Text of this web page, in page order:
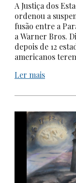
A Justiça dos
ordenou a
fusão entre a
a Warner Bros.
depois de 12
americanos
Ler mais